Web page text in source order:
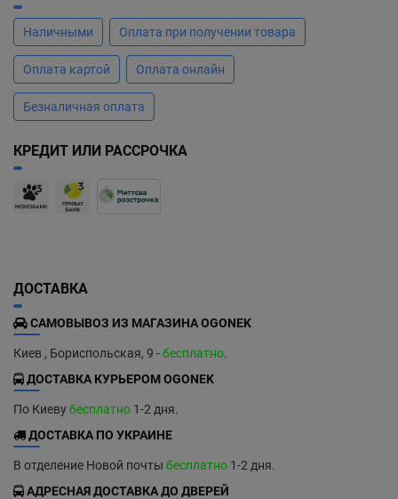
Наличными Оплата при получении товара
Оплата картой Оплата онлайн
Безналичная оплата
КРЕДИТ ИЛИ РАССРОЧКА
ДОСТАВКА
САМОВЫВОЗ ИЗ МАГАЗИНА OGONEK
Киев , Бориспольская, 9 -бесплатно.
ДОСТАВКА КУРЬЕРОМ OGONEK
По Киевубесплатно 1-2 дня.
ДОСТАВКА ПО УКРАИНЕ
В отделение Новой почты бесплатно 1-2 дня.
АДРЕСНАЯ ДОСТАВКА ДО ДВЕРЕЙ